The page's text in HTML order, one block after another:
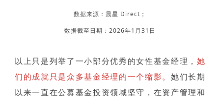
数据来源：晨星 Direct；
数据截至日期：2026年1月31日
以上只是列举了一小部分优秀的女性基金经理， 她
们的成就只是众多基金经理的一个缩影。 她们长期
以来一直在公募基金投资领域坚守，在资产管理和